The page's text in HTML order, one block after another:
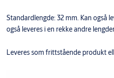
Standardlengde: 32 mm. Kan også
også leveres i en rekke andre
Leveres som frittstående produkt